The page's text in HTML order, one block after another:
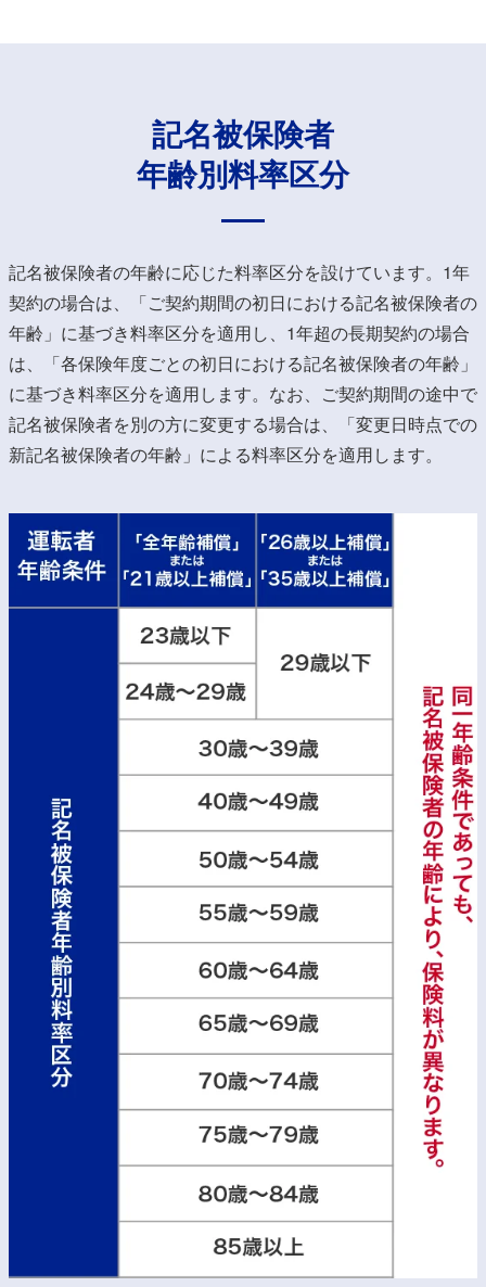
記名被保険者
年齢別料率区分
記名被保険者の年齢に応じた料率区分を設けています。1年
契約の場合は、「ご契約期間の初日における記名被保険者の
年齢」に基づき料率区分を適用し、1年超の長期契約の場合
は、「各保険年度ごとの初日における記名被保険者の年齢」
に基づき料率区分を適用します。なお、ご契約期間の途中で
記名被保険者を別の方に変更する場合は、「変更日時点での
新記名被保険者の年齢」による料率区分を適用します。